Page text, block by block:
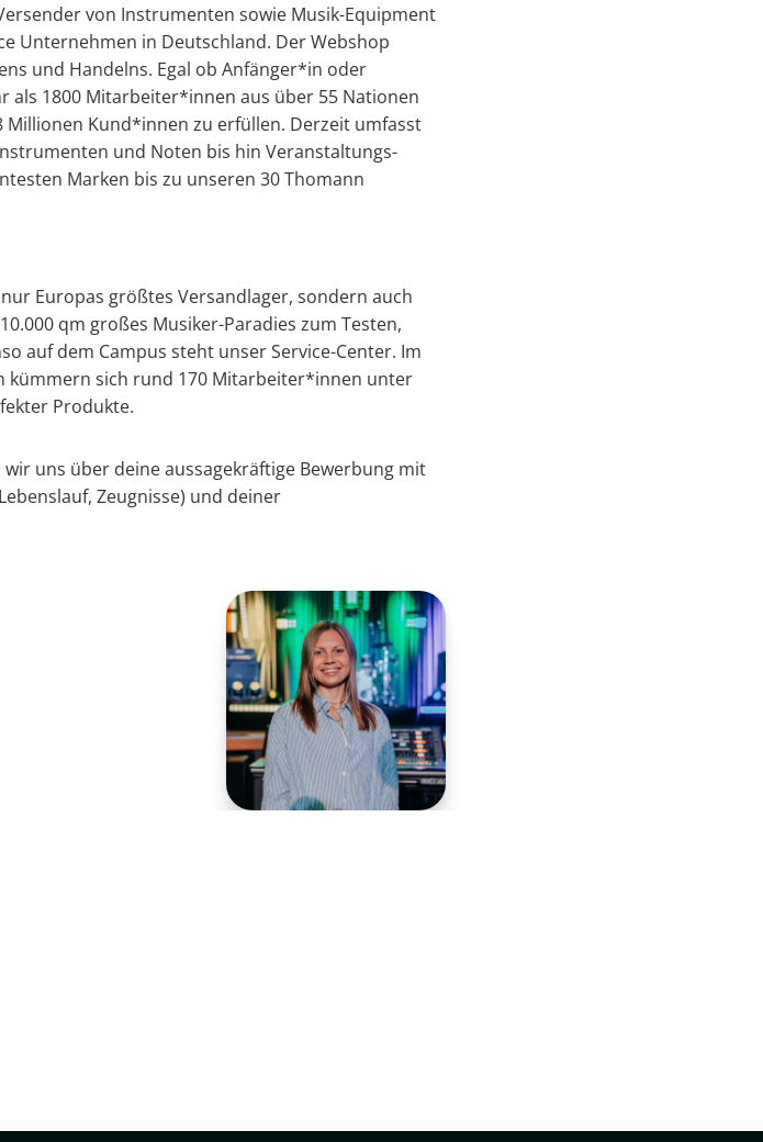
von Instrumenten sowie Musik-Equipment
Unternehmen in Deutschland. Der Webshop
und Handelns. Egal ob Anfänger*in oder
1800 Mitarbeiter*innen aus über 55 Nationen
Kund*innen zu erfüllen. Derzeit umfasst
und Noten bis hin Veranstaltungs-
Marken bis zu unseren 30 Thomann
Europas größtes Versandlager, sondern auch
qm großes Musiker-Paradies zum Testen,
auf dem Campus steht unser Service-Center. Im
kümmern sich rund 170 Mitarbeiter*innen unter
Produkte.
uns über deine aussagekräftige Bewerbung mit
Zeugnisse) und deiner